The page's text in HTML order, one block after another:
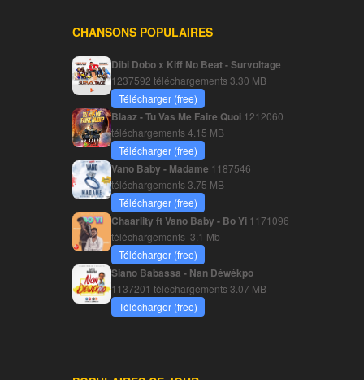
CHANSONS POPULAIRES
Dibi Dobo x Kiff No Beat - Survoltage
1237592 téléchargements3.30 MB
Télécharger (free)
Blaaz - Tu Vas Me Faire Quoi 1212060
téléchargements4.15 MB
Télécharger (free)
Vano Baby - Madame 1187546
téléchargements3.75 MB
Télécharger (free)
Chaarlity ft Vano Baby - Bo Yi 1171096
téléchargements 3.1 Mb
Télécharger (free)
Siano Babassa - Nan Déwékpo
1137201 téléchargements3.07 MB
Télécharger (free)